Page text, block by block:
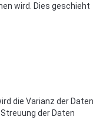
wird. Dies geschieht
die Varianz der Daten
der Daten